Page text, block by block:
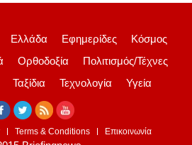
Ελλάδα Εφημερίδες
Κόσμος
Ορθοδοξία
Πολιτισμός/Τέχνες
Ταξίδια Τεχνολογία Υγεία
Terms & Conditions Επικοινωνία